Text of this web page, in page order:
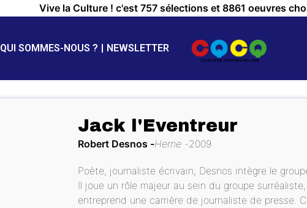
Vive la Culture ! c'est 757 sélections et 8861 oeuvres
QUI SOMMES-NOUS ? NEWSLETTER
Jack l'Eventreur
Robert Desnos Herne 2009
Poète, journaliste écrivain, Desnos intègre le
Il joue un rôle majeur au sein du groupe
entreprend une carrière de journaliste de presse.